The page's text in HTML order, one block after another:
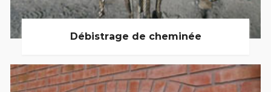
Débistrage de cheminée